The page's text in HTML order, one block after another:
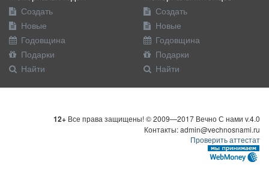
Создать
Новые
Годовщина
Подарки
Найти
Создать
Новые
Годовщина
Подарки
Найти
12+ Все права защищены! © 2009—2017 Вечно С нами v.4.0
Контакты: admin@vechnosnami.ru
Проверить аттестат